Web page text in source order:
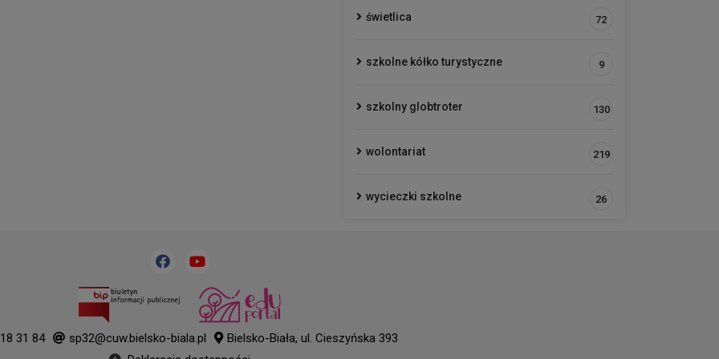
świetlica 72
szkolne kółko turystyczne 9
szkolny globtroter 130
wolontariat 219
wycieczki szkolne 26
31 84 sp32@cuw.bielsko-biala.pl
Bielsko-Biała, ul. Cieszyńska 393